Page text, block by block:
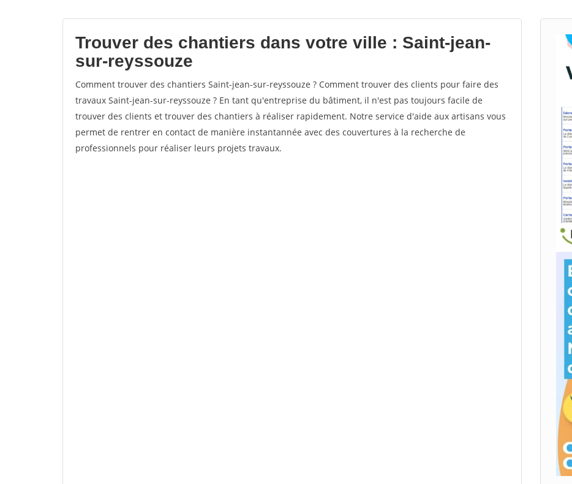
Trouver des chantiers dans votre ville : Saint-jean-
sur-reyssouze
Comment trouver des chantiers Saint-jean-sur-reyssouze ? Comment trouver des clients pour faire des
travaux Saint-jean-sur-reyssouze ? En tant qu'entreprise du bâtiment, il n'est pas toujours facile de
trouver des clients et trouver des chantiers à réaliser rapidement. Notre service d'aide aux artisans vous
permet de rentrer en contact de manière instantannée avec des couvertures à la recherche de
professionnels pour réaliser leurs projets travaux.